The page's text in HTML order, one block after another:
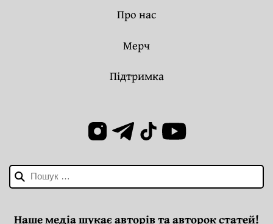
Пошук:
Про нас
Мерч
Підтримка
Наше медіа шукає авторів та авторок статей!